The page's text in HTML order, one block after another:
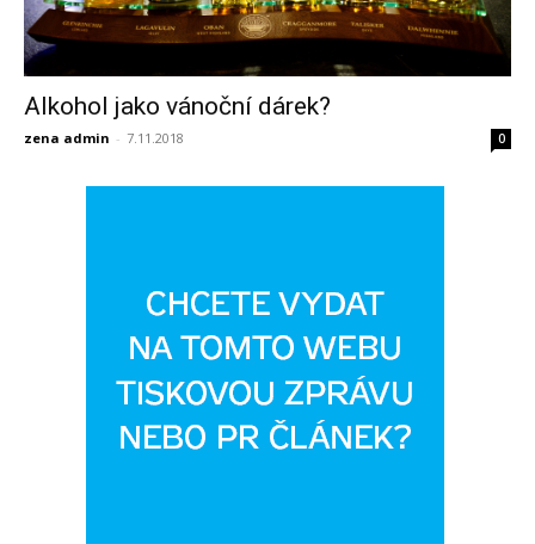
Alkohol jako vánoční dárek?
zena admin - 7.11.2018 0